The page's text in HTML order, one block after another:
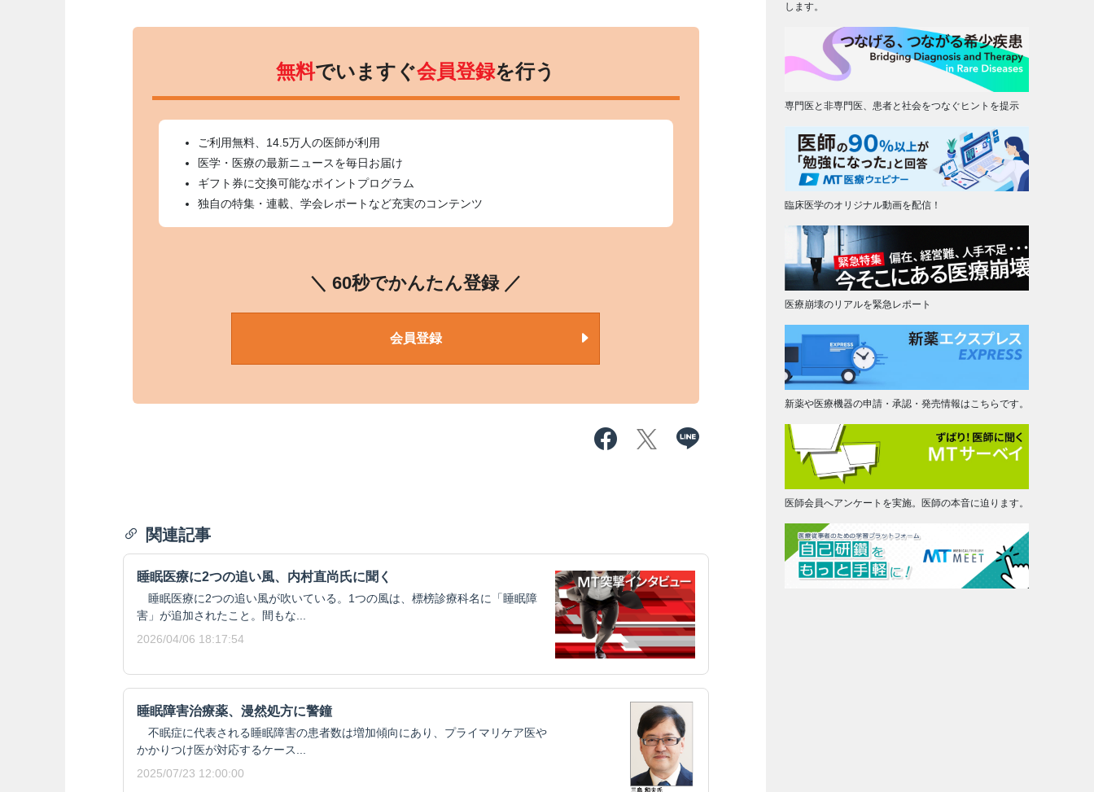
無料でいますぐ会員登録を行う
ご利用無料、14.5万人の医師が利用
医学・医療の最新ニュースを毎日お届け
ギフト券に交換可能なポイントプログラム
独自の特集・連載、学会レポートなど充実のコンテンツ
＼ 60秒でかんたん登録 ／
会員登録
関連記事
睡眠医療に2つの追い風、内村直尚氏に聞く
睡眠医療に2つの追い風が吹いている。1つの風は、標榜診療科名に「睡眠障
害」が追加されたこと。間もな...
2026/04/06 18:17:54
睡眠障害治療薬、漫然処方に警鐘
不眠症に代表される睡眠障害の患者数は増加傾向にあり、プライマリケア医や
かかりつけ医が対応するケース...
2025/07/23 12:00:00
します。
専門医と非専門医、患者と社会をつなぐヒントを提示
臨床医学のオリジナル動画を配信！
医療崩壊のリアルを緊急レポート
新薬や医療機器の申請・承認・発売情報はこちらです。
医師会員へアンケートを実施。医師の本音に迫ります。